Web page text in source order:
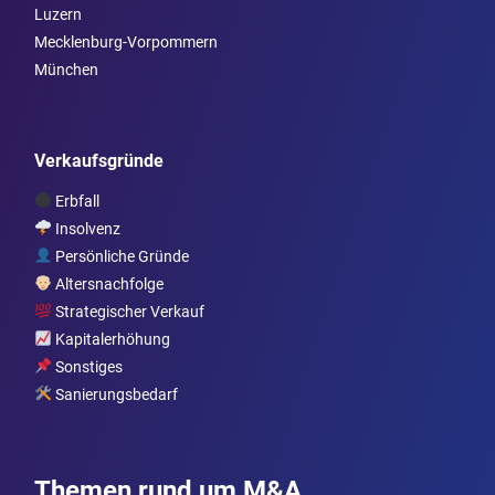
Luzern
Mecklenburg-Vorpommern
München
Verkaufsgründe
Erbfall
Insolvenz
Persönliche Gründe
Altersnachfolge
Strategischer Verkauf
Kapitalerhöhung
Sonstiges
Sanierungsbedarf